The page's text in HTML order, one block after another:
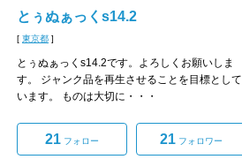
とぅぬぁっくs14.2
[ 東京都 ]
とぅぬぁっくs14.2です。よろしくお願いしま
す。 ジャンク品を再生させることを目標として
います。 ものは大切に・・・
21 フォロー 21 フォロワー